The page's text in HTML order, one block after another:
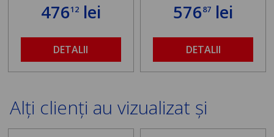
47612lei
DETALII
57687 lei
DETALII
Alți clienți au vizualizat și